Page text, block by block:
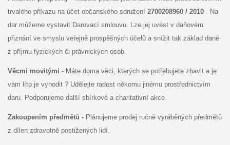
trvalého příkazu na účet občanského sdružení 2700208960 / 2010
. Na
dar můžeme vystavit Darovací smlouvu. Lze jej uvést v daňovém
přiznání ve smyslu veřejně prospěšných účelů a snížit tak základ daně
z příjmu fyzických či právnických osob.
Věcmi movitými - Máte doma věci, kterých se potřebujete zbavit a je
vám líto je vyhodit ? Udělejte radost někomu jinému prostřednictvím
daru. Podporujeme další sbírkové a charitativní akce.
Zakoupením předmětů - Plánujeme prodej ručně vyráběných předmětů
z dílen zdravotně postižených lidí.